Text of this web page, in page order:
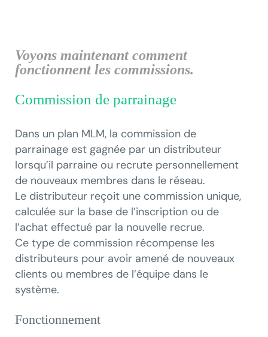
Voyons maintenant comment
fonctionnent les commissions.
Commission de parrainage
Dans un plan MLM, la commission de
parrainage est gagnée par un distributeur
lorsqu’il parraine ou recrute personnellement
de nouveaux membres dans le réseau.
Le distributeur reçoit une commission unique,
calculée sur la base de l’inscription ou de
l’achat effectué par la nouvelle recrue.
Ce type de commission récompense les
distributeurs pour avoir amené de nouveaux
clients ou membres de l’équipe dans le
système.
Fonctionnement